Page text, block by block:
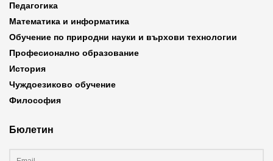
Педагогика
Математика и информатика
Обучение по природни науки и върхови технологии
Професионално образование
История
Чуждоезиково обучение
Философия
Бюлетин